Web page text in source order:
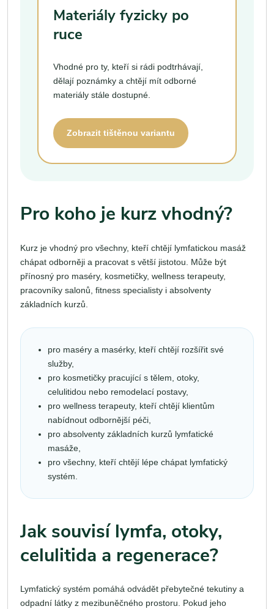
Materiály fyzicky po
ruce
Vhodné pro ty, kteří si rádi podtrhávají,
dělají poznámky a chtějí mít odborné
materiály stále dostupné.
Zobrazit tištěnou variantu
Pro koho je kurz vhodný?
Kurz je vhodný pro všechny, kteří chtějí lymfatickou masáž
chápat odborněji a pracovat s větší jistotou. Může být
přínosný pro maséry, kosmetičky, wellness terapeuty,
pracovníky salonů, fitness specialisty i absolventy
základních kurzů.
pro maséry a masérky, kteří chtějí rozšířit své
služby,
pro kosmetičky pracující s tělem, otoky,
celulitidou nebo remodelací postavy,
pro wellness terapeuty, kteří chtějí klientům
nabídnout odbornější péči,
pro absolventy základních kurzů lymfatické
masáže,
pro všechny, kteří chtějí lépe chápat lymfatický
systém.
Jak souvisí lymfa, otoky,
celulitida a regenerace?
Lymfatický systém pomáhá odvádět přebytečné tekutiny a
odpadní látky z mezibuněčného prostoru. Pokud jeho